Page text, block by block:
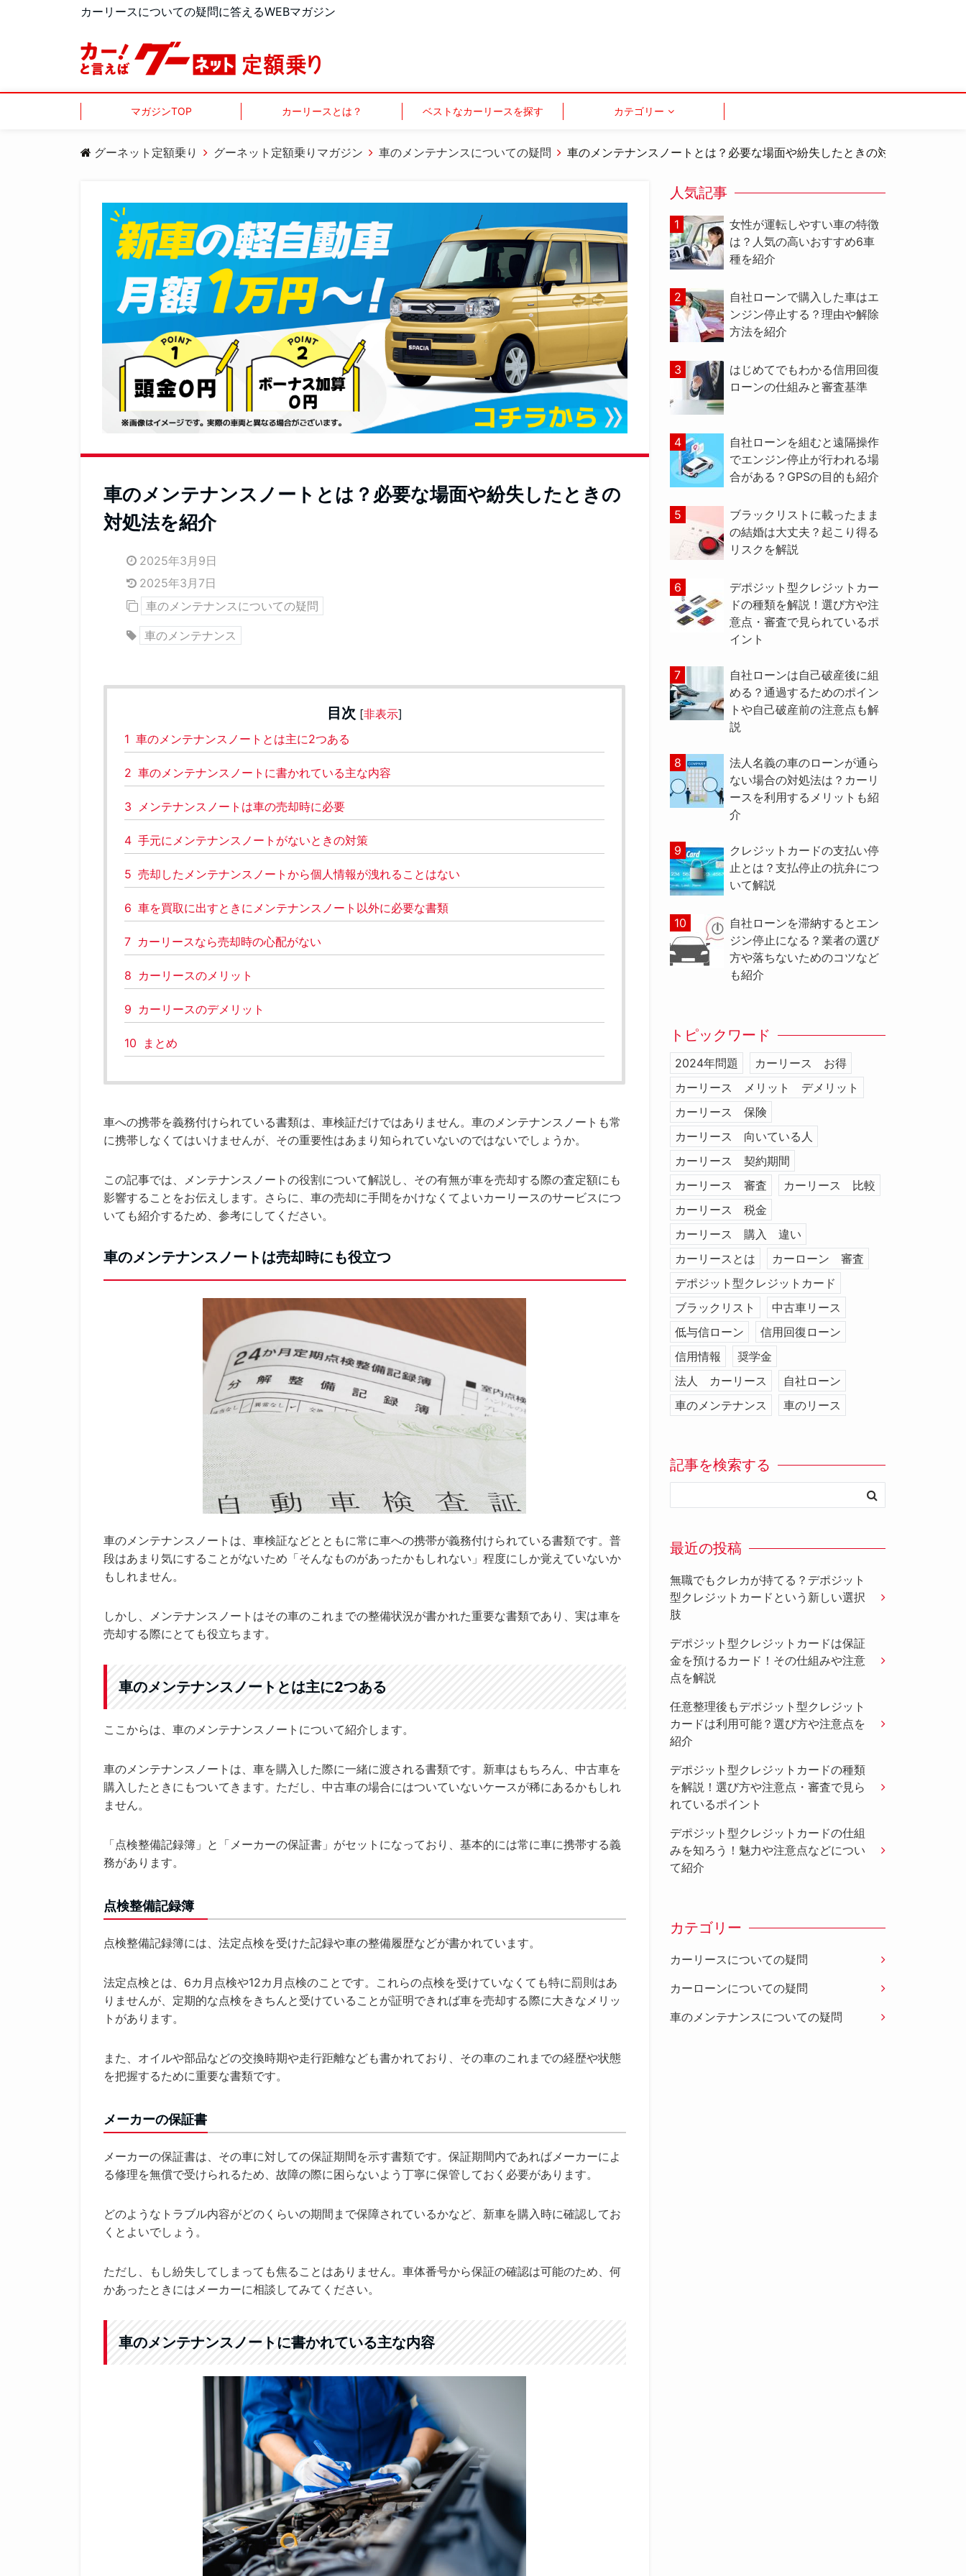
カーリースについての疑問に答えるWEBマガジン
マガジンTOP カーリースとは？ ベストなカーリースを探す カテゴリー
グーネット定額乗り グーネット定額乗りマガジン 車のメンテナンスについての疑問 車のメンテナンスノートとは？必要な場面や紛失したときの対処法を紹介
車のメンテナンスノートとは？必要な場面や紛失したときの
対処法を紹介
2025年3月9日
2025年3月7日
車のメンテナンスについての疑問
車のメンテナンス
目次 [非表示]
1 車のメンテナンスノートとは主に2つある
2 車のメンテナンスノートに書かれている主な内容
3 メンテナンスノートは車の売却時に必要
4 手元にメンテナンスノートがないときの対策
5 売却したメンテナンスノートから個人情報が洩れることはない
6 車を買取に出すときにメンテナンスノート以外に必要な書類
7 カーリースなら売却時の心配がない
8 カーリースのメリット
9 カーリースのデメリット
10 まとめ
車への携帯を義務付けられている書類は、車検証だけではありません。車のメンテナンスノートも常
に携帯しなくてはいけませんが、その重要性はあまり知られていないのではないでしょうか。
この記事では、メンテナンスノートの役割について解説し、その有無が車を売却する際の査定額にも
影響することをお伝えします。さらに、車の売却に手間をかけなくてよいカーリースのサービスにつ
いても紹介するため、参考にしてください。
車のメンテナンスノートは売却時にも役立つ
車のメンテナンスノートは、車検証などとともに常に車への携帯が義務付けられている書類です。普
段はあまり気にすることがないため「そんなものがあったかもしれない」程度にしか覚えていないか
もしれません。
しかし、メンテナンスノートはその車のこれまでの整備状況が書かれた重要な書類であり、実は車を
売却する際にとても役立ちます。
車のメンテナンスノートとは主に2つある
ここからは、車のメンテナンスノートについて紹介します。
車のメンテナンスノートは、車を購入した際に一緒に渡される書類です。新車はもちろん、中古車を
購入したときにもついてきます。ただし、中古車の場合にはついていないケースが稀にあるかもしれ
ません。
「点検整備記録簿」と「メーカーの保証書」がセットになっており、基本的には常に車に携帯する義
務があります。
点検整備記録簿
点検整備記録簿には、法定点検を受けた記録や車の整備履歴などが書かれています。
法定点検とは、6カ月点検や12カ月点検のことです。これらの点検を受けていなくても特に罰則はあ
りませんが、定期的な点検をきちんと受けていることが証明できれば車を売却する際に大きなメリッ
トがあります。
また、オイルや部品などの交換時期や走行距離なども書かれており、その車のこれまでの経歴や状態
を把握するために重要な書類です。
メーカーの保証書
メーカーの保証書は、その車に対しての保証期間を示す書類です。保証期間内であればメーカーによ
る修理を無償で受けられるため、故障の際に困らないよう丁寧に保管しておく必要があります。
どのようなトラブル内容がどのくらいの期間まで保障されているかなど、新車を購入時に確認してお
くとよいでしょう。
ただし、もし紛失してしまっても焦ることはありません。車体番号から保証の確認は可能のため、何
かあったときにはメーカーに相談してみてください。
車のメンテナンスノートに書かれている主な内容
人気記事
女性が運転しやすい車の特徴
は？人気の高いおすすめ6車
種を紹介
自社ローンで購入した車はエ
ンジン停止する？理由や解除
方法を紹介
はじめてでもわかる信用回復
ローンの仕組みと審査基準
自社ローンを組むと遠隔操作
でエンジン停止が行われる場
合がある？GPSの目的も紹介
ブラックリストに載ったまま
の結婚は大丈夫？起こり得る
リスクを解説
デポジット型クレジットカー
ドの種類を解説！選び方や注
意点・審査で見られているポ
イント
自社ローンは自己破産後に組
める？通過するためのポイン
トや自己破産前の注意点も解
説
法人名義の車のローンが通ら
ない場合の対処法は？カーリ
ースを利用するメリットも紹
介
クレジットカードの支払い停
止とは？支払停止の抗弁につ
いて解説
自社ローンを滞納するとエン
ジン停止になる？業者の選び
方や落ちないためのコツなど
も紹介
トピックワード
2024年問題
カーリース お得
カーリース メリット デメリット
カーリース 保険
カーリース 向いている人
カーリース 契約期間
カーリース 審査
カーリース 比較
カーリース 税金
カーリース 購入 違い
カーリースとは
カーローン 審査
デポジット型クレジットカード
ブラックリスト
中古車リース
低与信ローン
信用回復ローン
信用情報
奨学金
法人 カーリース
自社ローン
車のメンテナンス
車のリース
記事を検索する
最近の投稿
無職でもクレカが持てる？デポジット
型クレジットカードという新しい選択
肢
デポジット型クレジットカードは保証
金を預けるカード！その仕組みや注意
点を解説
任意整理後もデポジット型クレジット
カードは利用可能？選び方や注意点を
紹介
デポジット型クレジットカードの種類
を解説！選び方や注意点・審査で見ら
れているポイント
デポジット型クレジットカードの仕組
みを知ろう！魅力や注意点などについ
て紹介
カテゴリー
カーリースについての疑問
カーローンについての疑問
車のメンテナンスについての疑問